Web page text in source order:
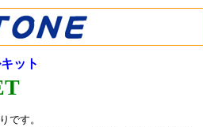
ット
です。